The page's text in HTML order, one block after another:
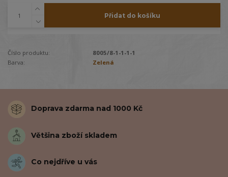
Přidat do košíku
Číslo produktu:
8005/8-1-1-1-1
Barva:
Zelená
Doprava zdarma nad 1000 Kč
Většina zboží skladem
Co nejdříve u vás